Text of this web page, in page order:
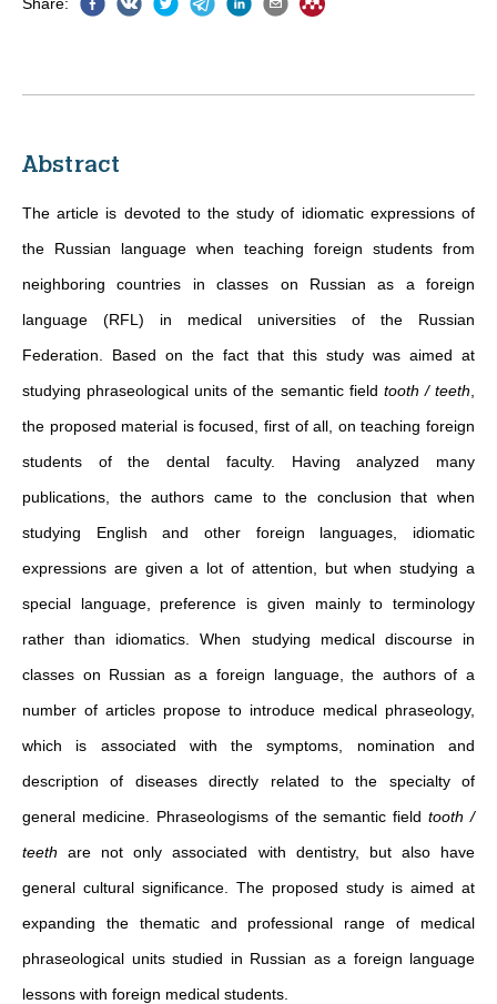
Abstract
The article is devoted to the study of idiomatic expressions of
the Russian language when teaching foreign students from
neighboring countries in classes on Russian as a foreign
language (RFL) in medical universities of the Russian
Federation. Based on the fact that this study was aimed at
studying phraseological units of the semantic field tooth / teeth
the proposed material is focused, first of all, on teaching foreign
students of the dental faculty. Having analyzed many
publications, the authors came to the conclusion that when
studying English and other foreign languages, idiomatic
expressions are given a lot of attention, but when studying a
special language, preference is given mainly to terminology
rather than idiomatics. When studying medical discourse in
classes on Russian as a foreign language, the authors of a
number of articles propose to introduce medical phraseology,
which is associated with the symptoms, nomination and
description of diseases directly related to the specialty of
general medicine. Phraseologisms of the semantic fieldtooth /
teeth are not only associated with dentistry, but also have
general cultural significance. The proposed study is aimed at
expanding the thematic and professional range of medical
phraseological units studied in Russian as a foreign language
lessons with foreign medical students.